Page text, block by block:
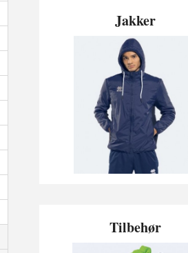
Jakker
Tilbehør